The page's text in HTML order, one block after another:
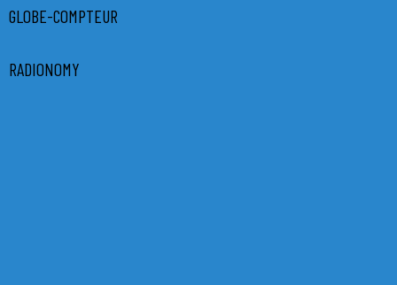
GLOBE-COMPTEUR
RADIONOMY